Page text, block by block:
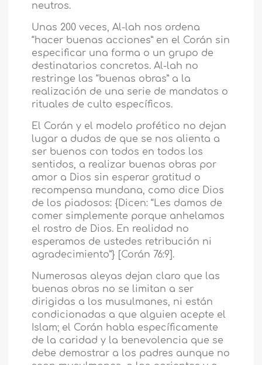
neutros.
Unas 200 veces, Al-lah nos ordena
“hacer buenas acciones” en el Corán sin
especificar una forma o un grupo de
destinatarios concretos. Al-lah no
restringe las “buenas obras” a la
realización de una serie de mandatos o
rituales de culto específicos.
El Corán y el modelo profético no dejan
lugar a dudas de que se nos alienta a
ser buenos con todos en todos los
sentidos, a realizar buenas obras por
amor a Dios sin esperar gratitud o
recompensa mundana, como dice Dios
de los piadosos: {Dicen: “Les damos de
comer simplemente porque anhelamos
el rostro de Dios. En realidad no
esperamos de ustedes retribución ni
agradecimiento”} [Corán 76:9].
Numerosas aleyas dejan claro que las
buenas obras no se limitan a ser
dirigidas a los musulmanes, ni están
condicionadas a que alguien acepte el
Islam; el Corán habla específicamente
de la caridad y la benevolencia que se
debe demostrar a los padres aunque no